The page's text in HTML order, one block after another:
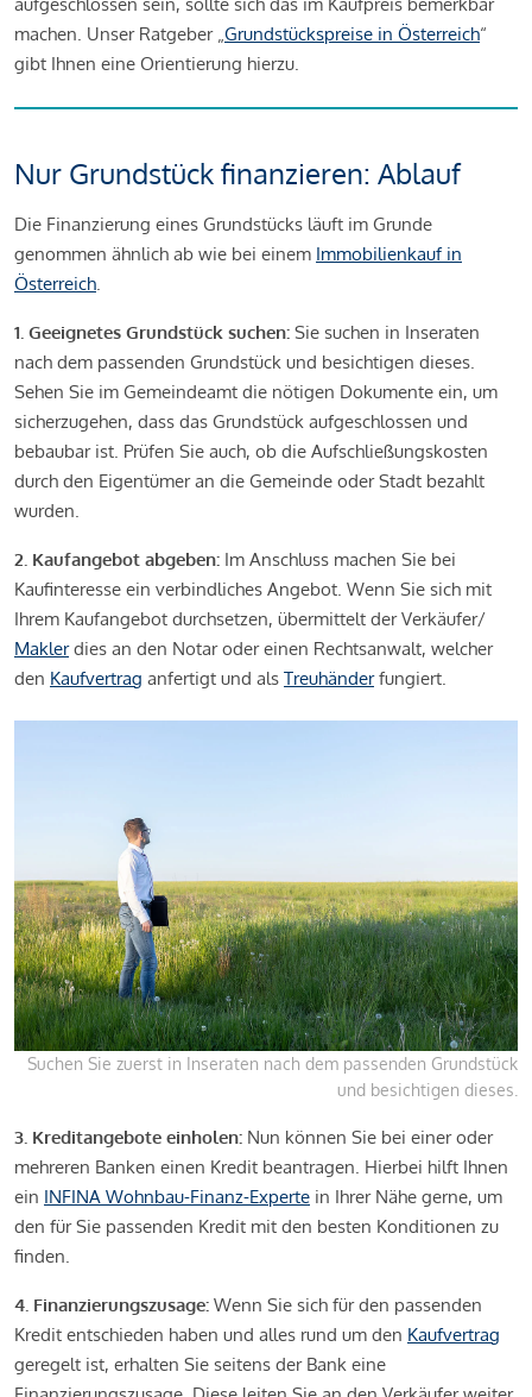
machen. Unser Ratgeber „Grundstückspreise in Österreich“
gibt Ihnen eine Orientierung hierzu.
Nur Grundstück finanzieren: Ablauf
Die Finanzierung eines Grundstücks läuft im Grunde
genommen ähnlich ab wie bei einem Immobilienkauf in
Österreich.
1. Geeignetes Grundstück suchen: Sie suchen in Inseraten
nach dem passenden Grundstück und besichtigen dieses.
Sehen Sie im Gemeindeamt die nötigen Dokumente ein, um
sicherzugehen, dass das Grundstück aufgeschlossen und
bebaubar ist. Prüfen Sie auch, ob die Aufschließungskosten
durch den Eigentümer an die Gemeinde oder Stadt bezahlt
wurden.
2. Kaufangebot abgeben: Im Anschluss machen Sie bei
Kaufinteresse ein verbindliches Angebot. Wenn Sie sich mit
Ihrem Kaufangebot durchsetzen, übermittelt der Verkäufer/
Maklerdies an den Notar oder einen Rechtsanwalt, welcher
den Kaufvertrag anfertigt und als Treuhänderfungiert.
Suchen Sie zuerst in Inseraten nach dem passenden Grundstück
und besichtigen dieses.
3. Kreditangebote einholen: Nun können Sie bei einer oder
mehreren Banken einen Kredit beantragen. Hierbei hilft Ihnen
ein INFINA Wohnbau-Finanz-Experte in Ihrer Nähe gerne, um
den für Sie passenden Kredit mit den besten Konditionen zu
finden.
4. Finanzierungszusage: Wenn Sie sich für den passenden
Kredit entschieden haben und alles rund um den Kaufvertrag
geregelt ist, erhalten Sie seitens der Bank eine